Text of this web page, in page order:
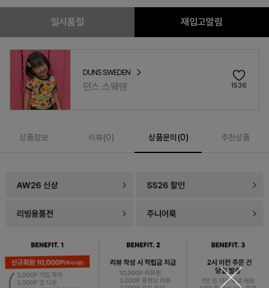
일시품절 재입고알림
DUNS SWEDEN
던스 스웨덴 1536
상품정보 리뷰(0) 상품문의(0) 추천상품